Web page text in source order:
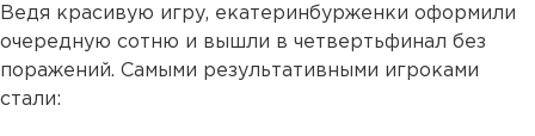
Ведя красивую игру, екатеринбурженки оформили
очередную сотню и вышли в четвертьфинал без
поражений. Самыми результативными игроками
стали: